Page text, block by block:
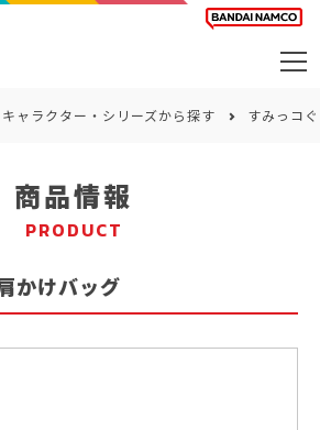
キャラクター・シリーズから探す すみっコ
商品情報
PRODUCT
かけバッグ